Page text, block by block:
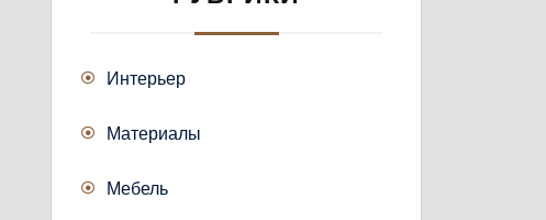
Интерьер
Материалы
Мебель